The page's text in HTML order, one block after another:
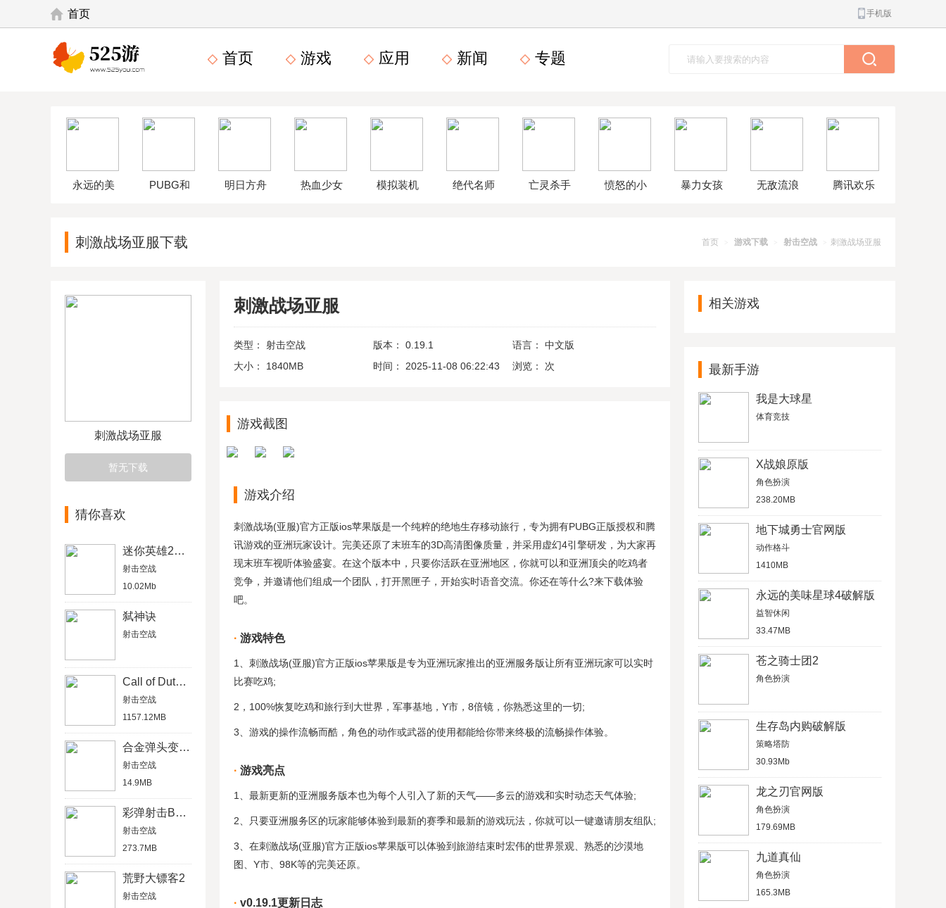
首页 手机版
首页 游戏 应用 新闻 专题
永远的美
解版
PUBG和
验服
明日方舟 热血少女 模拟装机 绝代名师 亡灵杀手 愤怒的小 暴力女孩
化版
无敌流浪 腾讯欢乐
版
首页 > 游戏下载 > 射击空战 > 刺激战场亚服
刺激战场亚服下载
刺激战场亚服
暂无下载
猜你喜欢
迷你英雄2破解版
射击空战
10.02Mb
弑神诀
射击空战
Call of Duty国际服
射击空战
1157.12MB
合金弹头变态版
射击空战
14.9MB
彩弹射击Battlelands官方版
射击空战
273.7MB
荒野大镖客2
射击空战
刺激战场亚服
类型： 射击空战 版本： 0.19.1 语言：
中文版
大小：
1840MB 时间： 2025-11-08 06:22:43 浏览： 次
游戏截图
游戏介绍
刺激战场(亚服)官方正版ios苹果版是一个纯粹的绝地生存移动旅行，专为拥有PUBG正版授权和腾
讯游戏的亚洲玩家设计。完美还原了末班车的3D高清图像质量，并采用虚幻4引擎研发，为大家再
现末班车视听体验盛宴。在这个版本中，只要你活跃在亚洲地区，你就可以和亚洲顶尖的吃鸡者
竞争，并邀请他们组成一个团队，打开黑匣子，开始实时语音交流。你还在等什么?来下载体验
吧。
游戏特色
1、刺激战场(亚服)官方正版ios苹果版是专为亚洲玩家推出的亚洲服务版让所有亚洲玩家可以实时
比赛吃鸡;
2，100%恢复吃鸡和旅行到大世界，军事基地，Y市，8倍镜，你熟悉这里的一切;
3、游戏的操作流畅而酷，角色的动作或武器的使用都能给你带来终极的流畅操作体验。
游戏亮点
1、最新更新的亚洲服务版本也为每个人引入了新的天气——多云的游戏和实时动态天气体验;
2、只要亚洲服务区的玩家能够体验到最新的赛季和最新的游戏玩法，你就可以一键邀请朋友组队;
3、在刺激战场(亚服)官方正版ios苹果版可以体验到旅游结束时宏伟的世界景观、熟悉的沙漠地
图、Y市、98K等的完美还原。
v0.19.1更新日志
相关游戏
最新手游
我是大球星
体育竞技
X战娘原版
角色扮演
238.20MB
地下城勇士官网版
动作格斗
1410MB
永远的美味星球4破解版
益智休闲
33.47MB
苍之骑士团2
角色扮演
生存岛内购破解版
策略塔防
30.93Mb
龙之刃官网版
角色扮演
179.69MB
九道真仙
角色扮演
165.3MB